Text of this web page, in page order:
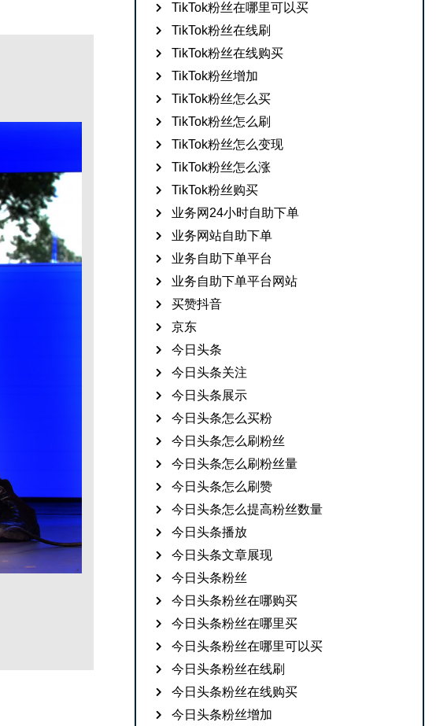
TikTok粉丝在哪里可以买
TikTok粉丝在线刷
TikTok粉丝在线购买
TikTok粉丝增加
TikTok粉丝怎么买
TikTok粉丝怎么刷
TikTok粉丝怎么变现
TikTok粉丝怎么涨
TikTok粉丝购买
业务网24小时自助下单
业务网站自助下单
业务自助下单平台
业务自助下单平台网站
买赞抖音
京东
今日头条
今日头条关注
今日头条展示
今日头条怎么买粉
今日头条怎么刷粉丝
今日头条怎么刷粉丝量
今日头条怎么刷赞
今日头条怎么提高粉丝数量
今日头条播放
今日头条文章展现
今日头条粉丝
今日头条粉丝在哪购买
今日头条粉丝在哪里买
今日头条粉丝在哪里可以买
今日头条粉丝在线刷
今日头条粉丝在线购买
今日头条粉丝增加